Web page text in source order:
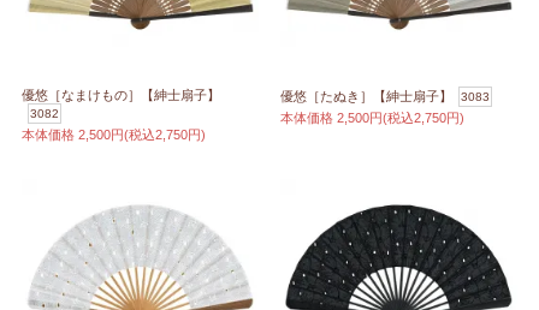
優悠［なまけもの］【紳士扇子】
3082
本体価格 2,500円(税込2,750円)
優悠［たぬき］【紳士扇子】 3083
本体価格 2,500円(税込2,750円)